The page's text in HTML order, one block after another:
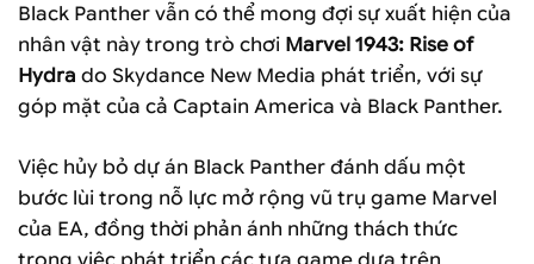
Black Panther vẫn có thể mong đợi sự xuất hiện của
nhân vật này trong trò chơi Marvel 1943: Rise of
Hydra do Skydance New Media phát triển, với sự
góp mặt của cả Captain America và Black Panther.
Việc hủy bỏ dự án Black Panther đánh dấu một
bước lùi trong nỗ lực mở rộng vũ trụ game Marvel
của EA, đồng thời phản ánh những thách thức